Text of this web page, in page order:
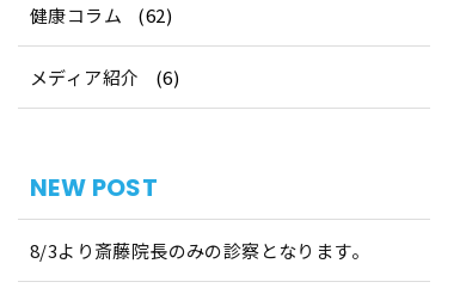
健康コラム (62)
メディア紹介 (6)
NEW POST
8/3より斎藤院長のみの診察となります。